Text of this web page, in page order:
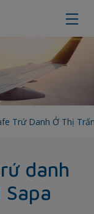
ở thị
Trứ Danh Ở Thị
danh